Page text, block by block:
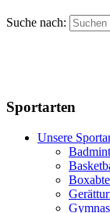
Suche nach:
Sportarten
Unsere